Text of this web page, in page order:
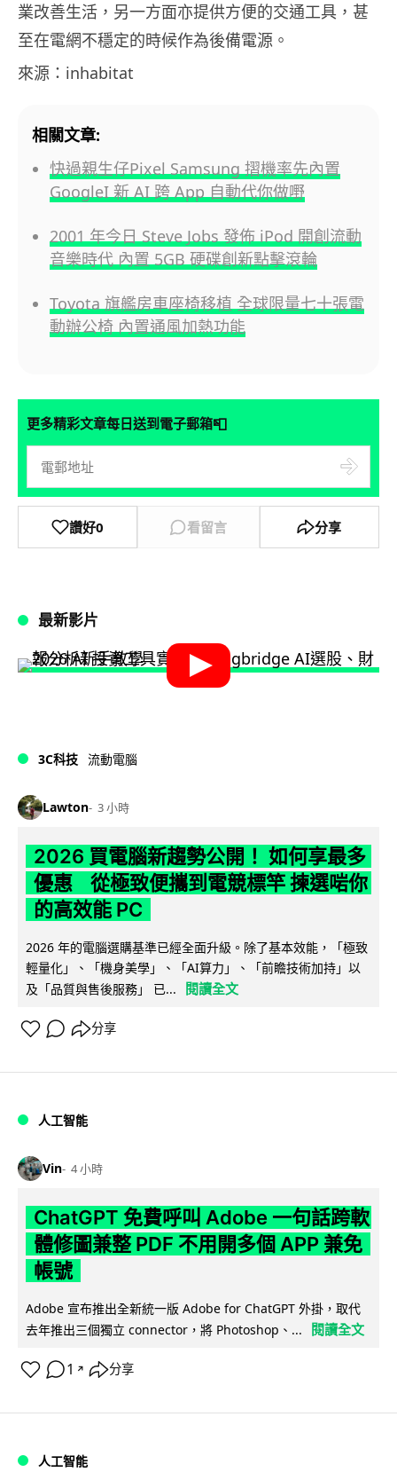
業改善生活，另一方面亦提供方便的交通工具，甚
至在電網不穩定的時候作為後備電源。
來源：inhabitat
相關文章:
快過親生仔Pixel Samsung 摺機率先內置
GoogleI 新 AI 跨 App 自動代你做嘢
2001 年今日 Steve Jobs 發佈 iPod 開創流動
音樂時代 內置 5GB 硬碟創新點擊滾輪
Toyota 旗艦房車座椅移植 全球限量七十張電
動辦公椅 內置通風加熱功能
更多精彩文章每日送到電子郵箱📮
讚好0 看留言 分享
最新影片
3C科技 流動電腦
Lawton 3 小時
2026 買電腦新趨勢公開！ 如何享最多
優惠 從極致便攜到電競標竿 揀選啱你
的高效能 PC
2026 年的電腦選購基準已經全面升級。除了基本效能，「極致
輕量化」、「機身美學」、「AI算力」、「前瞻技術加持」以
及「品質與售後服務」 已...
閱讀全文
分享
人工智能
Vin 4 小時
ChatGPT 免費呼叫 Adobe 一句話跨軟
體修圖兼整 PDF 不用開多個 APP 兼免
帳號
Adobe 宣布推出全新統一版 Adobe for ChatGPT 外掛，取代
去年推出三個獨立 connector，將 Photoshop、...
閱讀全文
1 ↗ 分享
人工智能